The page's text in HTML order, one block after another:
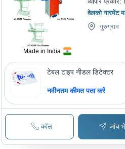
Made in India
वेलको गारमेंट
गुरुग्राम
टेबल टाइप नीडल डिटेक्टर
नवीनतम कीमत पता करें
कॉल जांच